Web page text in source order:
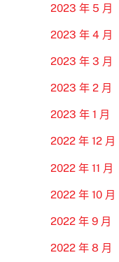
2023 年 5 月
2023 年 4 月
2023 年 3 月
2023 年 2 月
2023 年 1 月
2022 年 12 月
2022 年 11 月
2022 年 10 月
2022 年 9 月
2022 年 8 月